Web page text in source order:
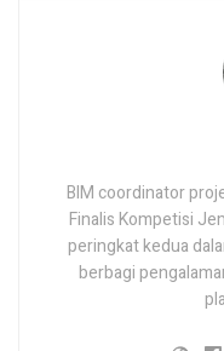
BIM coordinator
Finalis Kompetisi
peringkat kedua
berbagi